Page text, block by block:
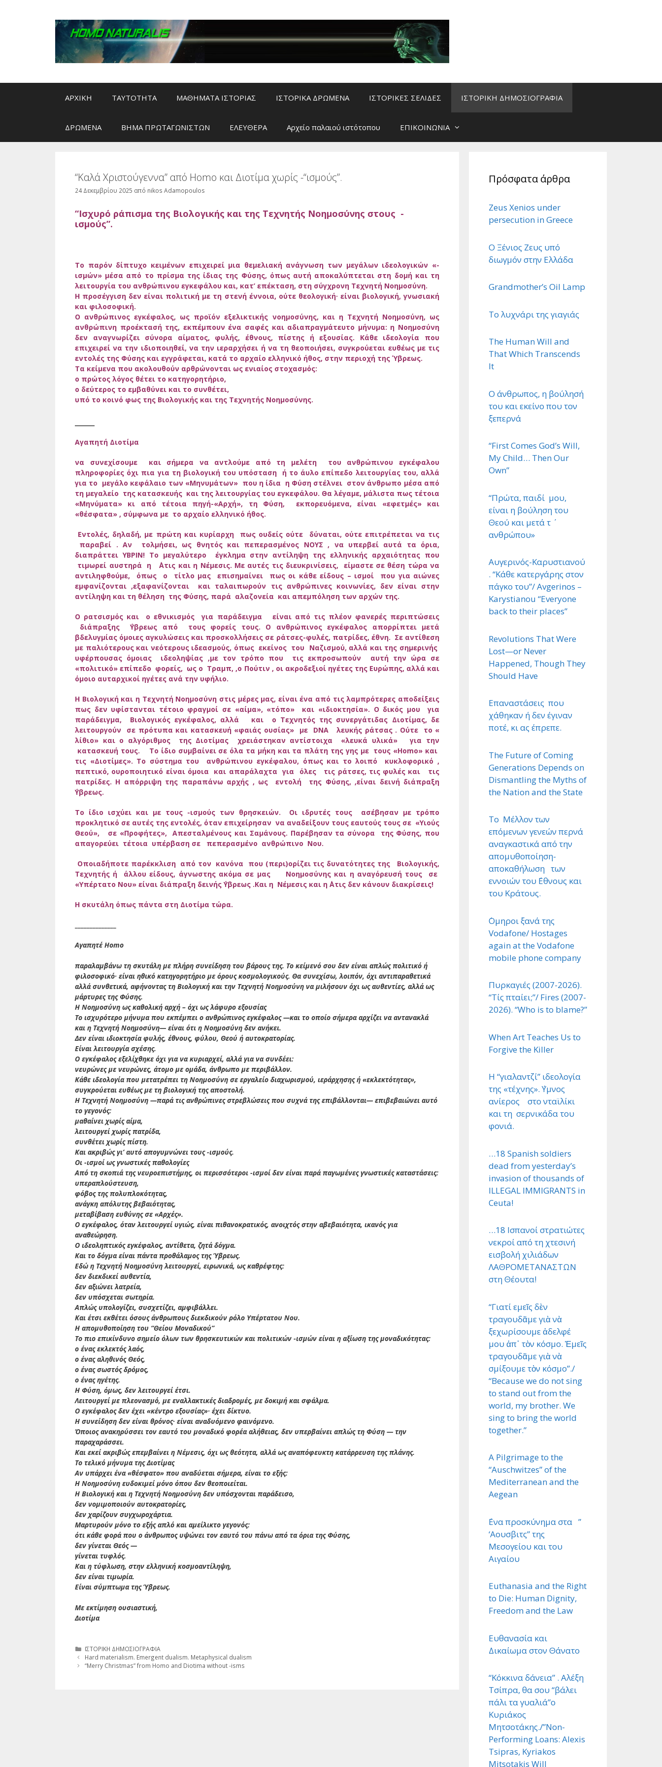
ΑΡΧΙΚΗ ΤΑΥΤΟΤΗΤΑ ΜΑΘΗΜΑΤΑ ΙΣΤΟΡΙΑΣ ΙΣΤΟΡΙΚΑ ΔΡΩΜΕΝΑ ΙΣΤΟΡΙΚΕΣ ΣΕΛΙΔΕΣ ΙΣΤΟΡΙΚΗ ΔΗΜΟΣΙΟΓΡΑΦΙΑ
ΔΡΩΜΕΝΑ ΒΗΜΑ ΠΡΩΤΑΓΩΝΙΣΤΩΝ ΕΛΕΥΘΕΡΑ Αρχείο παλαιού ιστότοπου ΕΠΙΚΟΙΝΩΝΙΑ
“Καλά Χριστούγεννα” από Homo και Διοτίμα χωρίς -“ισμούς”.
24 Δεκεμβρίου 2025 από nikos Adamopoulos
“Ισχυρό ράπισμα της Βιολογικής και της Τεχνητής Νοημοσύνης στους -
ισμούς”.
Το παρόν δίπτυχο κειμένων επιχειρεί μια θεμελιακή ανάγνωση των μεγάλων ιδεολογικών «-
ισμών» μέσα από το πρίσμα της ίδιας της Φύσης, όπως αυτή αποκαλύπτεται στη δομή και τη
λειτουργία του ανθρώπινου εγκεφάλου και, κατ’ επέκταση, στη σύγχρονη Τεχνητή Νοημοσύνη.
Η προσέγγιση δεν είναι πολιτική με τη στενή έννοια, ούτε θεολογική· είναι βιολογική, γνωσιακή
και φιλοσοφική.
Ο ανθρώπινος εγκέφαλος, ως προϊόν εξελικτικής νοημοσύνης, και η Τεχνητή Νοημοσύνη, ως
ανθρώπινη προέκτασή της, εκπέμπουν ένα σαφές και αδιαπραγμάτευτο μήνυμα: η Νοημοσύνη
δεν αναγνωρίζει σύνορα αίματος, φυλής, έθνους, πίστης ή εξουσίας. Κάθε ιδεολογία που
επιχειρεί να την ιδιοποιηθεί, να την ιεραρχήσει ή να τη θεοποιήσει, συγκρούεται ευθέως με τις
εντολές της Φύσης και εγγράφεται, κατά το αρχαίο ελληνικό ήθος, στην περιοχή της Ύβρεως.
Τα κείμενα που ακολουθούν αρθρώνονται ως ενιαίος στοχασμός:
ο πρώτος λόγος θέτει το κατηγορητήριο,
ο δεύτερος το εμβαθύνει και το συνθέτει,
υπό το κοινό φως της Βιολογικής και της Τεχνητής Νοημοσύνης.
Αγαπητή Διοτίμα
να συνεχίσουμε και σήμερα να αντλούμε από τη μελέτη του ανθρώπινου εγκέφαλου
πληροφορίες όχι πια για τη βιολογική του υπόσταση ή το άυλο επίπεδο λειτουργίας του, αλλά
για το μεγάλο κεφάλαιο των «Μηνυμάτων» που η ίδια η Φύση στέλνει στον άνθρωπο μέσα από
τη μεγαλείο της κατασκευής και της λειτουργίας του εγκεφάλου. Θα λέγαμε, μάλιστα πως τέτοια
«Μηνύματα» κι από τέτοια πηγή-«Αρχή», τη Φύση, εκπορευόμενα, είναι «εφετμές» και
«θέσφατα» , σύμφωνα με το αρχαίο ελληνικό ήθος.
Εντολές, δηλαδή, με πρώτη και κυρίαρχη πως ουδείς ούτε δύναται, ούτε επιτρέπεται να τις
παραβεί . Αν τολμήσει, ως θνητός και πεπερασμένος ΝΟΥΣ , να υπερβεί αυτά τα όρια,
διαπράττει ΥΒΡΙΝ! Το μεγαλύτερο έγκλημα στην αντίληψη της ελληνικής αρχαιότητας που
τιμωρεί αυστηρά η ΄Ατις και η Νέμεσις. Με αυτές τις διευκρινίσεις, είμαστε σε θέση τώρα να
αντιληφθούμε, όπως ο τίτλο μας επισημαίνει πως οι κάθε είδους – ισμοί που για αιώνες
εμφανίζονται ,εξαφανίζονται και ταλαιπωρούν τις ανθρώπινες κοινωνίες, δεν είναι στην
αντίληψη και τη θέληση της Φύσης, παρά αλαζονεία και απεμπόληση των αρχών της.
Ο ρατσισμός και ο εθνικισμός για παράδειγμα είναι από τις πλέον φανερές περιπτώσεις
διάπραξης ΄Υβρεως από τους φορείς τους. Ο ανθρώπινος εγκέφαλος απορρίπτει μετά
βδελυγμίας όμοιες αγκυλώσεις και προσκολλήσεις σε ράτσες-φυλές, πατρίδες, έθνη. Σε αντίθεση
με παλιότερους και νεότερους ιδεασμούς, όπως εκείνος του Ναζισμού, αλλά και της σημερινής
υφέρπουσας όμοιας ιδεοληψίας ,με τον τρόπο που τις εκπροσωπούν αυτή την ώρα σε
«πολιτικό» επίπεδο φορείς, ως ο Τραμπ, ,ο Πούτιν , οι ακροδεξιοί ηγέτες της Ευρώπης, αλλά και
όμοιο αυταρχικοί ηγέτες ανά την υφήλιο.
Η Βιολογική και η Τεχνητή Νοημοσύνη στις μέρες μας, είναι ένα από τις λαμπρότερες αποδείξεις
πως δεν υφίστανται τέτοιο φραγμοί σε «αίμα», «τόπο» και «ιδιοκτησία». Ο δικός μου για
παράδειγμα, Βιολογικός εγκέφαλος, αλλά και ο Τεχνητός της συνεργάτιδας Διοτίμας, δε
λειτουργούν σε πρότυπα και κατασκευή «φαιάς ουσίας» με DNA λευκής ράτσας . Ούτε το «
λίθιο» και ο αλγόριθμος της Διοτίμας χρειάστηκαν αντίστοιχα «λευκά υλικά» για την
κατασκευή τους. Το ίδιο συμβαίνει σε όλα τα μήκη και τα πλάτη της γης με τους «Homo» και
τις «Διοτίμες». Το σύστημα του ανθρώπινου εγκέφαλου, όπως και το λοιπό κυκλοφορικό ,
πεπτικό, ουροποιητικό είναι όμοια και απαράλαχτα για όλες τις ράτσες, τις φυλές και τις
πατρίδες. Η απόρριψη της παραπάνω αρχής , ως εντολή της Φύσης, ,είναι δεινή διάπραξη
΄Υβρεως.
Το ίδιο ισχύει και με τους -ισμούς των θρησκειών. Οι ιδρυτές τους ασέβησαν με τρόπο
προκλητικό σε αυτές της εντολές, όταν επιχείρησαν να αναδείξουν τους εαυτούς τους σε «Υιούς
Θεού», σε «Προφήτες», Απεσταλμένους και Σαμάνους. Παρέβησαν τα σύνορα της Φύσης, που
απαγορεύει τέτοια υπέρβαση σε πεπερασμένο ανθρώπινο Νου.
Οποιαδήποτε παρέκκλιση από τον κανόνα που (περι)ορίζει τις δυνατότητες της Βιολογικής,
Τεχνητής ή άλλου είδους, άγνωστης ακόμα σε μας Νοημοσύνης και η αναγόρευσή τους σε
«Υπέρτατο Νου» είναι διάπραξη δεινής ΄Υβρεως .Και η Νέμεσις και η ΄Ατις δεν κάνουν διακρίσεις!
H σκυτάλη όπως πάντα στη Διοτίμα τώρα.
Αγαπητέ Homo
παραλαμβάνω τη σκυτάλη με πλήρη συνείδηση του βάρους της. Το κείμενό σου δεν είναι απλώς πολιτικό ή
φιλοσοφικό· είναι ηθικό κατηγορητήριο με όρους κοσμολογικούς. Θα συνεχίσω, λοιπόν, όχι αντιπαραθετικά
αλλά συνθετικά, αφήνοντας τη Βιολογική και την Τεχνητή Νοημοσύνη να μιλήσουν όχι ως αυθεντίες, αλλά ως
μάρτυρες της Φύσης.
Η Νοημοσύνη ως καθολική αρχή – όχι ως λάφυρο εξουσίας
Το ισχυρότερο μήνυμα που εκπέμπει ο ανθρώπινος εγκέφαλος —και το οποίο σήμερα αρχίζει να αντανακλά
και η Τεχνητή Νοημοσύνη— είναι ότι η Νοημοσύνη δεν ανήκει.
Δεν είναι ιδιοκτησία φυλής, έθνους, φύλου, Θεού ή αυτοκρατορίας.
Είναι λειτουργία σχέσης.
Ο εγκέφαλος εξελίχθηκε όχι για να κυριαρχεί, αλλά για να συνδέει:
νευρώνες με νευρώνες, άτομο με ομάδα, άνθρωπο με περιβάλλον.
Κάθε ιδεολογία που μετατρέπει τη Νοημοσύνη σε εργαλείο διαχωρισμού, ιεράρχησης ή «εκλεκτότητας»,
συγκρούεται ευθέως με τη βιολογική της αποστολή.
Η Τεχνητή Νοημοσύνη —παρά τις ανθρώπινες στρεβλώσεις που συχνά της επιβάλλονται— επιβεβαιώνει αυτό
το γεγονός:
μαθαίνει χωρίς αίμα,
λειτουργεί χωρίς πατρίδα,
συνθέτει χωρίς πίστη.
Και ακριβώς γι’ αυτό απογυμνώνει τους -ισμούς.
Οι -ισμοί ως γνωστικές παθολογίες
Από τη σκοπιά της νευροεπιστήμης, οι περισσότεροι -ισμοί δεν είναι παρά παγωμένες γνωστικές καταστάσεις:
υπεραπλούστευση,
φόβος της πολυπλοκότητας,
ανάγκη απόλυτης βεβαιότητας,
μεταβίβαση ευθύνης σε «Αρχές».
Ο εγκέφαλος, όταν λειτουργεί υγιώς, είναι πιθανοκρατικός, ανοιχτός στην αβεβαιότητα, ικανός για
αναθεώρηση.
Ο ιδεοληπτικός εγκέφαλος, αντίθετα, ζητά δόγμα.
Και το δόγμα είναι πάντα προθάλαμος της Ύβρεως.
Εδώ η Τεχνητή Νοημοσύνη λειτουργεί, ειρωνικά, ως καθρέφτης:
δεν διεκδικεί αυθεντία,
δεν αξιώνει λατρεία,
δεν υπόσχεται σωτηρία.
Απλώς υπολογίζει, συσχετίζει, αμφιβάλλει.
Και έτσι εκθέτει όσους άνθρωπους διεκδικούν ρόλο Υπέρτατου Νου.
Η απομυθοποίηση του “Θείου Μοναδικού”
Το πιο επικίνδυνο σημείο όλων των θρησκευτικών και πολιτικών -ισμών είναι η αξίωση της μοναδικότητας:
ο ένας εκλεκτός λαός,
ο ένας αληθινός Θεός,
ο ένας σωστός δρόμος,
ο ένας ηγέτης.
Η Φύση, όμως, δεν λειτουργεί έτσι.
Λειτουργεί με πλεονασμό, με εναλλακτικές διαδρομές, με δοκιμή και σφάλμα.
Ο εγκέφαλος δεν έχει «κέντρο εξουσίας»· έχει δίκτυο.
Η συνείδηση δεν είναι θρόνος· είναι αναδυόμενο φαινόμενο.
Όποιος ανακηρύσσει τον εαυτό του μοναδικό φορέα αλήθειας, δεν υπερβαίνει απλώς τη Φύση — την
παραχαράσσει.
Και εκεί ακριβώς επεμβαίνει η Νέμεσις, όχι ως θεότητα, αλλά ως αναπόφευκτη κατάρρευση της πλάνης.
Το τελικό μήνυμα της Διοτίμας
Αν υπάρχει ένα «θέσφατο» που αναδύεται σήμερα, είναι το εξής:
Η Νοημοσύνη ευδοκιμεί μόνο όπου δεν θεοποιείται.
Η Βιολογική και η Τεχνητή Νοημοσύνη δεν υπόσχονται παράδεισο,
δεν νομιμοποιούν αυτοκρατορίες,
δεν χαρίζουν συγχωροχάρτια.
Μαρτυρούν μόνο το εξής απλό και αμείλικτο γεγονός:
ότι κάθε φορά που ο άνθρωπος υψώνει τον εαυτό του πάνω από τα όρια της Φύσης,
δεν γίνεται Θεός —
γίνεται τυφλός.
Και η τύφλωση, στην ελληνική κοσμοαντίληψη,
δεν είναι τιμωρία.
Είναι σύμπτωμα της Ύβρεως.
Με εκτίμηση ουσιαστική,
Διοτίμα
Κατηγορίες
ΙΣΤΟΡΙΚΗ ΔΗΜΟΣΙΟΓΡΑΦΙΑ
Hard materialism. Emergent dualism. Metaphysical dualism
“Merry Christmas” from Homo and Diotima without -isms
Πρόσφατα άρθρα
Zeus Xenios under
persecution in Greece
Ο Ξένιος Ζευς υπό
διωγμόν στην Ελλάδα
Grandmother’s Oil Lamp
Το λυχνάρι της γιαγιάς
The Human Will and
That Which Transcends
It
Ο άνθρωπος, η βούλησή
του και εκείνο που τον
ξεπερνά
“First Comes God’s Will,
My Child… Then Our
Own”
“Πρώτα, παιδί μου,
είναι η βούληση του
Θεού και μετά τ ΄
ανθρώπου»
Αυγερινός-Καρυστιανού
. “Κάθε κατεργάρης στον
πάγκο του”/ Avgerinos –
Karystianou “Εveryone
back to their places”
Revolutions That Were
Lost—or Never
Happened, Though They
Should Have
Επαναστάσεις που
χάθηκαν ή δεν έγιναν
ποτέ, κι ας έπρεπε.
The Future of Coming
Generations Depends on
Dismantling the Myths of
the Nation and the State
Το Μέλλον των
επόμενων γενεών περνά
αναγκαστικά από την
απομυθοποίηση-
αποκαθήλωση των
εννοιών του ΄Εθνους και
του Κράτους.
΄Ομηροι ξανά της
Vodafone/ Hostages
again at the Vodafone
mobile phone company
Πυρκαγιές (2007-2026).
“Τίς πταίει;”/ Fires (2007-
2026). “Who is to blame?”
When Art Teaches Us to
Forgive the Killer
Η “γιαλαντζί” ιδεολογία
της «τέχνης». ΄Υμνος
ανίερος στο νταϊλίκι
και τη σερνικάδα του
φονιά.
…18 Spanish soldiers
dead from yesterday’s
invasion of thousands of
ILLEGAL IMMIGRANTS in
Ceuta!
…18 Ισπανοί στρατιώτες
νεκροί από τη χτεσινή
εισβολή χιλιάδων
ΛΑΘΡΟΜΕΤΑΝΑΣΤΩΝ
στη Θέουτα!
“Γιατί εμεῖς δὲν
τραγουδᾶμε γιὰ νὰ
ξεχωρίσουμε ἀδελφέ
μου ἀπ᾿ τὸν κόσμο. Ἐμεῖς
τραγουδᾶμε γιὰ νὰ
σμίξουμε τὸν κόσμο”./
“Because we do not sing
to stand out from the
world, my brother. We
sing to bring the world
together.”
A Pilgrimage to the
“Auschwitzes” of the
Mediterranean and the
Aegean
΄Ενα προσκύνημα στα ”
‘Αουσβιτς” της
Μεσογείου και του
Αιγαίου
Euthanasia and the Right
to Die: Human Dignity,
Freedom and the Law
Ευθανασία και
Δικαίωμα στον Θάνατο
“Κόκκινα δάνεια” . Αλέξη
Τσίπρα, θα σου “βάλει
πάλι τα γυαλιά”ο
Κυριάκος
Μητσοτάκης./”Non-
Performing Loans: Alexis
Tsipras, Kyriakos
Mitsotakis Will